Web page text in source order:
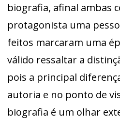
biografia, afinal ambas
protagonista uma
feitos marcaram uma
válido ressaltar a
pois a principal
autoria e no ponto de
biografia é um olhar